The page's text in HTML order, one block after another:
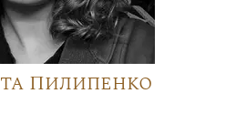
Пилипенко